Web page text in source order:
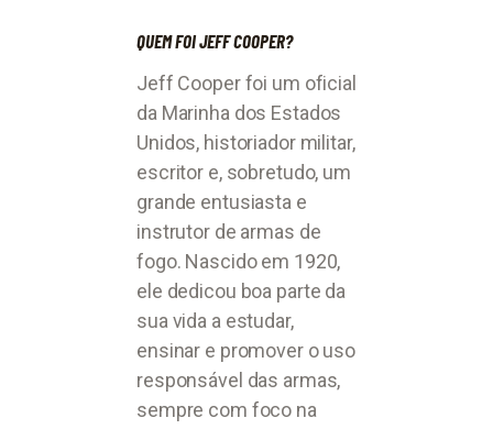
QUEM FOI JEFF COOPER?
Jeff Cooper foi um oficial
da Marinha dos Estados
Unidos, historiador militar,
escritor e, sobretudo, um
grande entusiasta e
instrutor de armas de
fogo. Nascido em 1920,
ele dedicou boa parte da
sua vida a estudar,
ensinar e promover o uso
responsável das armas,
sempre com foco na